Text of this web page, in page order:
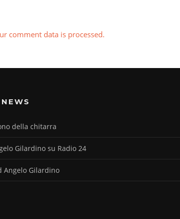
comment data is processed.
della chitarra
Gilardino su Radio 24
Angelo Gilardino